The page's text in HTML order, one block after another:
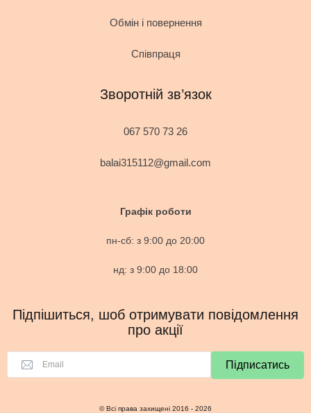
Обмін і повернення
Співпраця
Зворотній зв’язок
067 570 73 26
balai315112@gmail.com
Графік роботи
пн-сб: з 9:00 до 20:00
нд: з 9:00 до 18:00
Підпішиться, шоб отримувати повідомлення
про акції
Підписатись
© Всі права захищені 2016 - 2026